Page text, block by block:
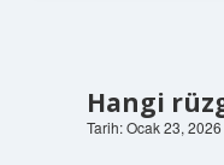
Hangi
Tarih: Ocak 23, 2026